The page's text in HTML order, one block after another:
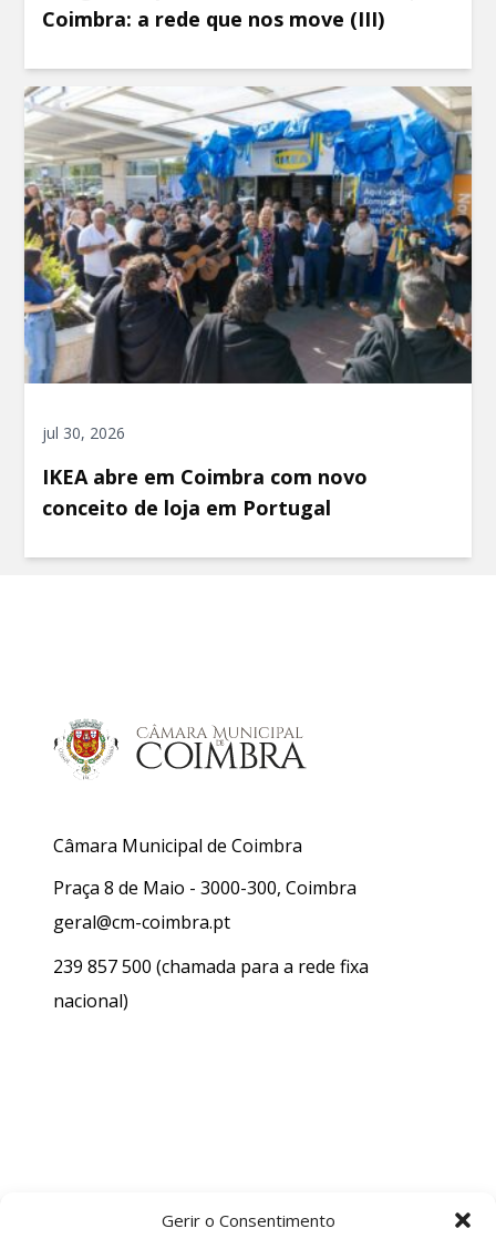
Gerir o Consentimento
Coimbra: a rede que nos move (III)
jul 30, 2026
IKEA abre em Coimbra com novo
conceito de loja em Portugal
Câmara Municipal de Coimbra
Praça 8 de Maio - 3000-300, Coimbra
geral@cm-coimbra.pt
239 857 500 (chamada para a rede fixa
nacional)